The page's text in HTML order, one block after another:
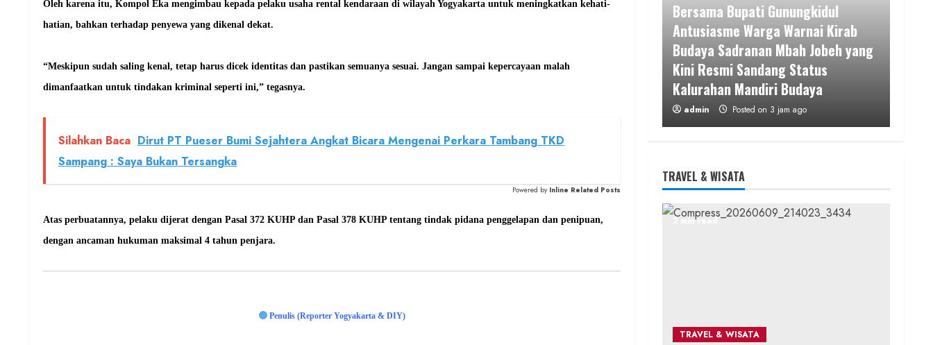
Oleh karena itu, Kompol Eka mengimbau kepada pelaku usaha rental kendaraan di wilayah Yogyakarta untuk meningkatkan kehati-
hatian, bahkan terhadap penyewa yang dikenal dekat.
“Meskipun sudah saling kenal, tetap harus dicek identitas dan pastikan semuanya sesuai. Jangan sampai kepercayaan malah
dimanfaatkan untuk tindakan kriminal seperti ini,” tegasnya.
Silahkan Baca Dirut PT Pueser Bumi Sejahtera Angkat Bicara Mengenai Perkara Tambang TKD
Sampang : Saya Bukan Tersangka
Powered by Inline Related Posts
Atas perbuatannya, pelaku dijerat dengan Pasal 372 KUHP dan Pasal 378 KUHP tentang tindak pidana penggelapan dan penipuan,
dengan ancaman hukuman maksimal 4 tahun penjara.
Penulis (Reporter Yogyakarta & DIY)
Bersama Bupati Gunungkidul
Antusiasme Warga Warnai Kirab
Budaya Sadranan Mbah Jobeh yang
Kini Resmi Sandang Status
Kalurahan Mandiri Budaya
admin Posted on 3 jam ago
Berita KUA Semugih, DIY
Keutamaan Sholawat dan Kunci
Hidup Tenang Jadi Materi Utama
Berita Jateng
TRAVEL & WISATA
2 min read
TRAVEL & WISATA